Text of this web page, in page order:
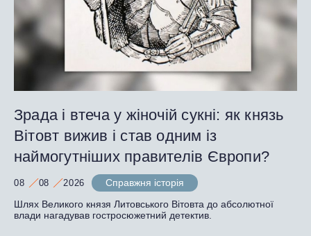
Зрада і втеча у жіночій сукні: як князь
Вітовт вижив і став одним із
наймогутніших правителів Європи?
08 08 2026
Справжня історія
Шлях Великого князя Литовського Вітовта до абсолютної
влади нагадував гостросюжетний детектив.